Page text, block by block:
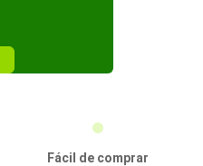
Fácil de comprar